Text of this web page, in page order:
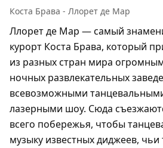
Коста Брава - Ллорет де Мар
Ллорет де Мар — самый
курорт Коста Брава, который
из разных стран мира
ночных развлекательных
всевозможными
лазерными шоу. Сюда
всего побережья, чтобы
музыку известных диджеев, чьи